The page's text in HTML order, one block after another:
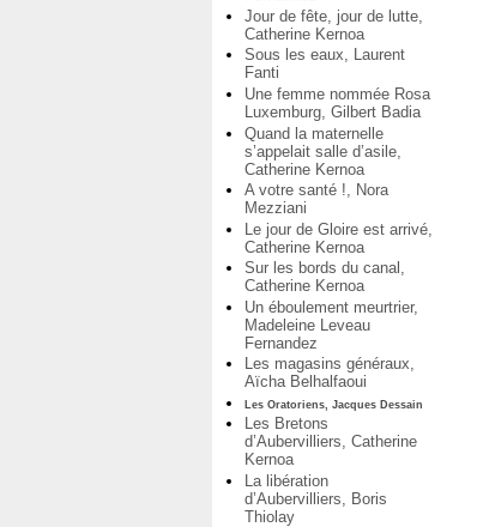
Jour de fête, jour de lutte,
Catherine Kernoa
Sous les eaux, Laurent
Fanti
Une femme nommée Rosa
Luxemburg, Gilbert Badia
Quand la maternelle
s’appelait salle d’asile,
Catherine Kernoa
A votre santé !, Nora
Mezziani
Le jour de Gloire est arrivé,
Catherine Kernoa
Sur les bords du canal,
Catherine Kernoa
Un éboulement meurtrier,
Madeleine Leveau
Fernandez
Les magasins généraux,
Aïcha Belhalfaoui
Les Oratoriens, Jacques Dessain
Les Bretons
d’Aubervilliers, Catherine
Kernoa
La libération
d’Aubervilliers, Boris
Thiolay